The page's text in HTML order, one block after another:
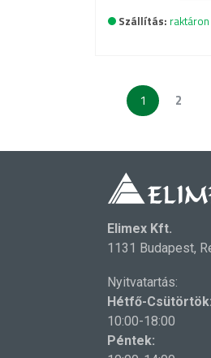
Szállítás: raktáron
1 2
Elimex Kft.
1131 Budapest,
Nyitvatartás:
Hétfő-Csütörtök:
10:00-18:00
Péntek: